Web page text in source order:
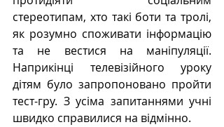
стереотипам, хто такі боти та тролі,
як розумно споживати інформацію
та не вестися на маніпуляції.
Наприкінці телевізійного уроку
дітям було запропоновано пройти
тест-гру. З усіма запитаннями учні
швидко справилися на відмінно.